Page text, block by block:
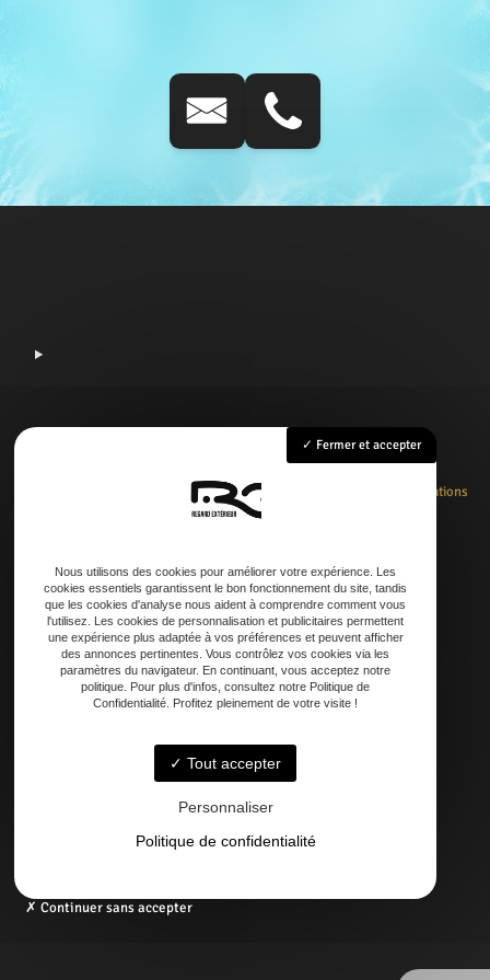
EntretienDépannage
Nos réalisations
Contact
Adresse
21 AVENUE DE LAOUADIE, 40600 Biscarrosse
Téléphone
05 58 09 57 45
Email
contact@regardexterbisca.fr
Fermer et accepter
Nous utilisons des cookies pour améliorer votre expérience. Les
cookies essentiels garantissent le bon fonctionnement du site, tandis
que les cookies d'analyse nous aident à comprendre comment vous
l'utilisez. Les cookies de personnalisation et publicitaires permettent
une expérience plus adaptée à vos préférences et peuvent afficher
des annonces pertinentes. Vous contrôlez vos cookies via les
paramètres du navigateur. En continuant, vous acceptez notre
politique. Pour plus d'infos, consultez notre Politique de
Confidentialité. Profitez pleinement de votre visite !
Tout accepter
Personnaliser
Politique de confidentialité
Continuer sans accepter